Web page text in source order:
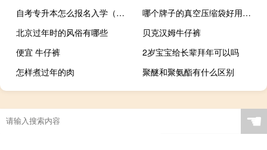
自考专升本怎么报名入学（自考专升本怎么报名）
哪个牌子的真空压缩袋好用（什么牌子的真空压缩袋好）
北京过年时的风俗有哪些
贝克汉姆牛仔裤
便宜 牛仔裤
2岁宝宝给长辈拜年可以吗
怎样煮过年的肉
聚醚和聚氨酯有什么区别
☚